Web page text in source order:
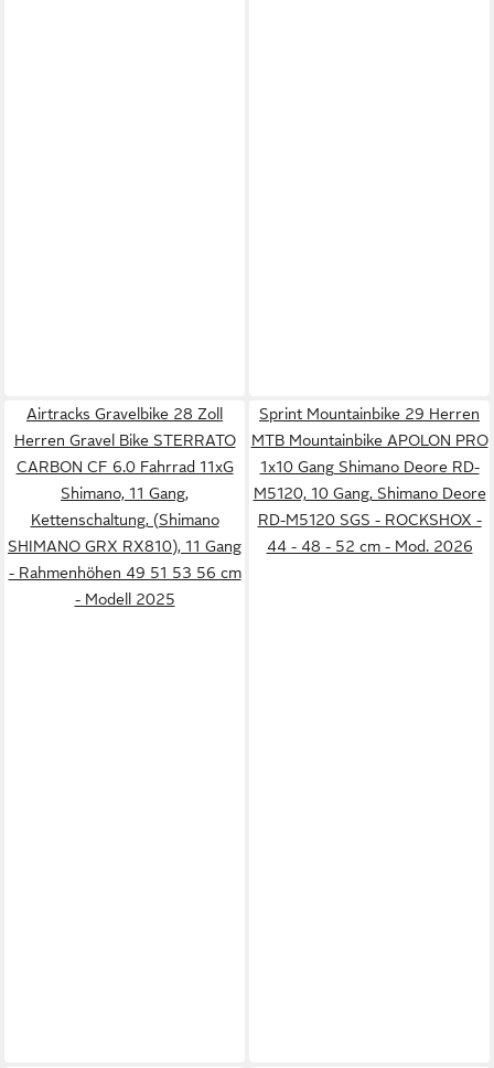
Airtracks Gravelbike 28 Zoll
Herren Gravel Bike STERRATO
CARBON CF 6.0 Fahrrad 11xG
Shimano, 11 Gang,
Kettenschaltung, (Shimano
SHIMANO GRX RX810), 11 Gang
- Rahmenhöhen 49 51 53 56 cm
- Modell 2025
Sprint Mountainbike 29 Herren
MTB Mountainbike APOLON PRO
1x10 Gang Shimano Deore RD-
M5120, 10 Gang, Shimano Deore
RD-M5120 SGS - ROCKSHOX -
44 - 48 - 52 cm - Mod. 2026